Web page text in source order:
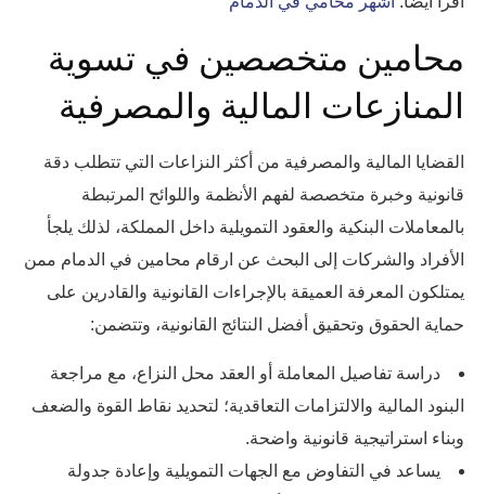
محامين متخصصين في تسوية
المنازعات المالية والمصرفية
القضايا المالية والمصرفية من أكثر النزاعات التي تتطلب دقة
قانونية وخبرة متخصصة لفهم الأنظمة واللوائح المرتبطة
بالمعاملات البنكية والعقود التمويلية داخل المملكة، لذلك يلجأ
الأفراد والشركات إلى البحث عن ارقام محامين في الدمام ممن
يمتلكون المعرفة العميقة بالإجراءات القانونية والقادرين على
حماية الحقوق وتحقيق أفضل النتائج القانونية، وتتضمن:
دراسة تفاصيل المعاملة أو العقد محل النزاع، مع مراجعة
البنود المالية والالتزامات التعاقدية؛ لتحديد نقاط القوة والضعف
وبناء استراتيجية قانونية واضحة.
يساعد في التفاوض مع الجهات التمويلية وإعادة جدولة